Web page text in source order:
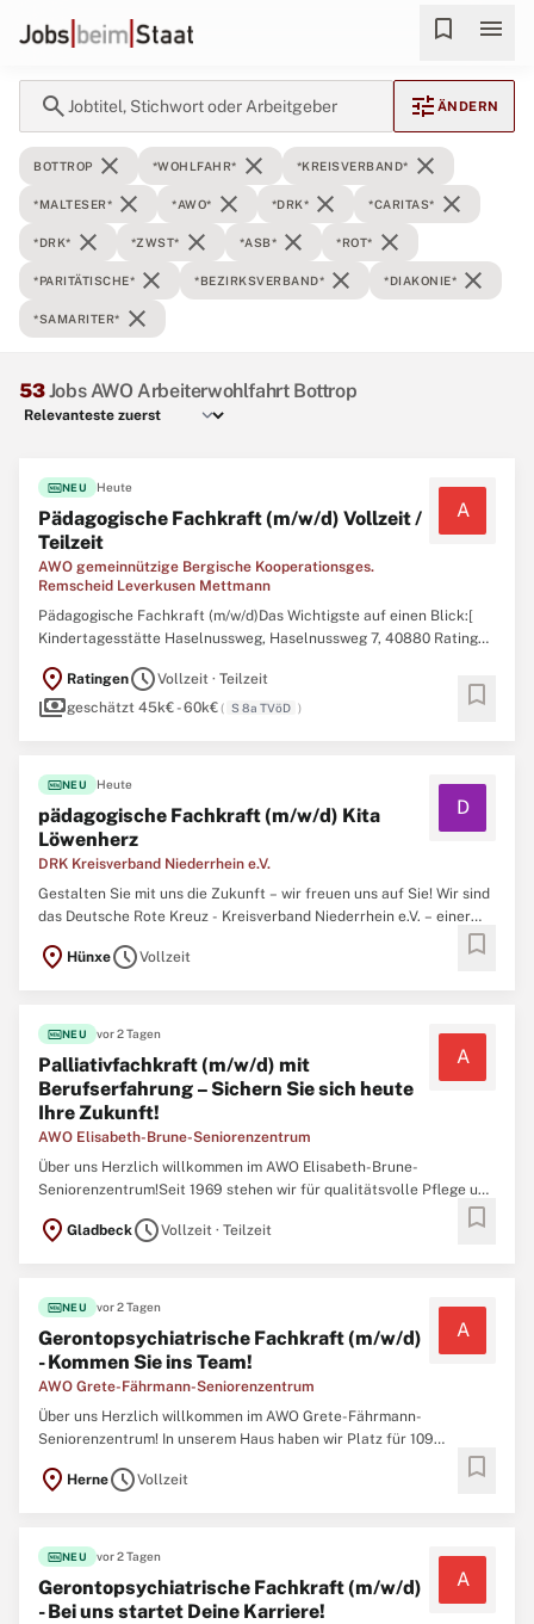
bookmark menu
search Jobtitel, Stichwort oder Arbeitgeber tune ÄNDERN
BOTTROP close *WOHLFAHR* close *KREISVERBAND* close
*MALTESER* close *AWO* close *DRK* close *CARITAS* close
*DRK* close *ZWST* close *ASB* close *ROT* close
*PARITÄTISCHE* close *BEZIRKSVERBAND* close *DIAKONIE* close
*SAMARITER* close
53Jobs AWO Arbeiterwohlfahrt Bottrop
fiber_newNEU Heute
Pädagogische Fachkraft (m/w/d) Vollzeit /
Teilzeit
AWO gemeinnützige Bergische Kooperationsges.
Remscheid Leverkusen Mettmann
A
Pädagogische Fachkraft (m/w/d)Das Wichtigste auf einen Blick:[
Kindertagesstätte Haselnussweg, Haselnussweg 7, 40880 Ratingen
01.08.2026 ] [ Festanstellung ] [ Teilzeit - flexibel Vollzeit ]Komm in
unser Team und beweg
location_on RatingenscheduleVollzeit · Teilzeit
paymentsgeschätzt 45k€ - 60k€( S 8a TVöD ) bookmark
fiber_newNEU Heute
pädagogische Fachkraft (m/w/d) Kita
Löwenherz
DRK Kreisverband Niederrhein e.V.
D
Gestalten Sie mit uns die Zukunft – wir freuen uns auf Sie! Wir sind
das Deutsche Rote Kreuz - Kreisverband Niederrhein e.V. – einer
engagierten Mitarbeitenden setzen wir uns tagtäglich für das Wohl
location_on HünxescheduleVollzeit bookmark
fiber_newNEU vor 2 Tagen
Palliativfachkraft (m/w/d) mit
Berufserfahrung – Sichern Sie sich heute
Ihre Zukunft!
AWO Elisabeth-Brune-Seniorenzentrum
A
Über uns Herzlich willkommen im AWO Elisabeth-Brune-
Seniorenzentrum!Seit 1969 stehen wir für qualitätsvolle Pflege und
Betreuung. Alle zusätzlichen Informationen, die Sie für diese Stelle
benötigen, finden Sie im Text unten. Lesen Sie den Text
location_on GladbeckscheduleVollzeit · Teilzeit bookmark
fiber_newNEU vor 2 Tagen
Gerontopsychiatrische Fachkraft (m/w/d)
- Kommen Sie ins Team!
AWO Grete-Fährmann-Seniorenzentrum
A
Über uns Herzlich willkommen im AWO Grete-Fährmann-
Seniorenzentrum! In unserem Haus haben wir Platz für 109
schenken. Warten Sie nicht mit Ihrer Bewerbung, nachdem Sie
location_on HernescheduleVollzeit bookmark
fiber_newNEU vor 2 Tagen
Gerontopsychiatrische Fachkraft (m/w/d)
- Bei uns startet Deine Karriere!
A